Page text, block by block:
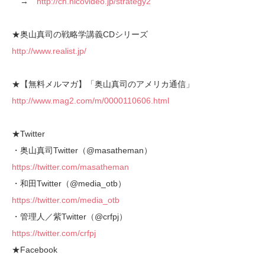
★奥山真司の戦略学講義CDシリーズ
http://www.realist.jp/
★【無料メルマガ】「奥山真司のアメリカ通信」
http://www.mag2.com/m/0000110606.html
★Twitter
・奥山真司Twitter（@masatheman）
https://twitter.com/masatheman
・和田Twitter（@media_otb）
https://twitter.com/media_otb
・管理人／紫Twitter（@crfpj）
https://twitter.com/crfpj
★Facebook